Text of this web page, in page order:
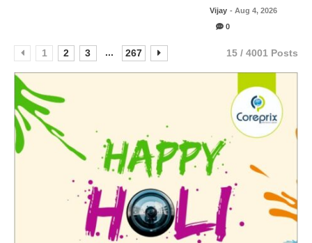
Vijay - Aug 4, 2026
0
1 2 3 ... 267 15 / 4001 Posts